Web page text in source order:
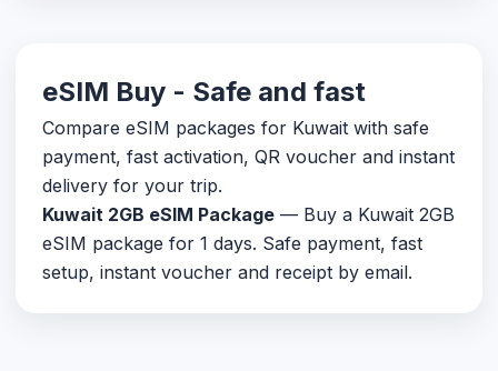
eSIM Buy - Safe and fast
Compare eSIM packages for Kuwait with safe
payment, fast activation, QR voucher and instant
delivery for your trip.
Kuwait 2GB eSIM Package — Buy a Kuwait 2GB
eSIM package for 1 days. Safe payment, fast
setup, instant voucher and receipt by email.